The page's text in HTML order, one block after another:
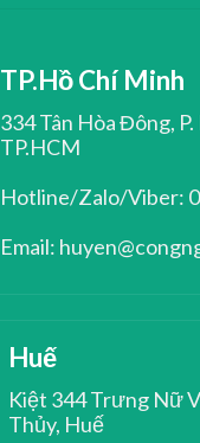
TP.Hồ Chí Minh
334 Tân Hòa Đông,
TP.HCM
Hotline/Zalo/Viber:
Email:
Huế
Kiệt 344 Trưng Nữ
Thủy, Huế